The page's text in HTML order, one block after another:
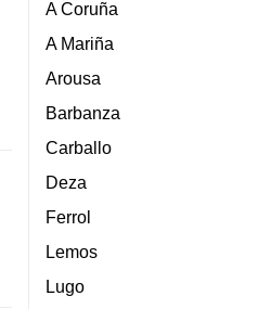
A Coruña
A Mariña
Arousa
Barbanza
Carballo
Deza
Ferrol
Lemos
Lugo